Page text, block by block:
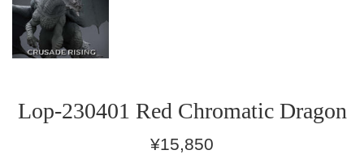
Lop-230401 Red Chromatic Dragon
通
¥15,850